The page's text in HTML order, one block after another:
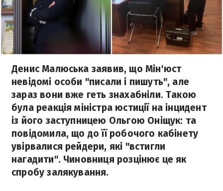
Денис Малюська заявив, що Мін'юст
невідомі особи "писали і пишуть", але
зараз вони вже геть знахабніли. Такою
була реакція міністра юстиції на інцидент
із його заступницею Ольгою Оніщук: та
повідомила, що до її робочого кабінету
увірвалися рейдери, які "встигли
нагадити". Чиновниця розцінює це як
спробу залякування.